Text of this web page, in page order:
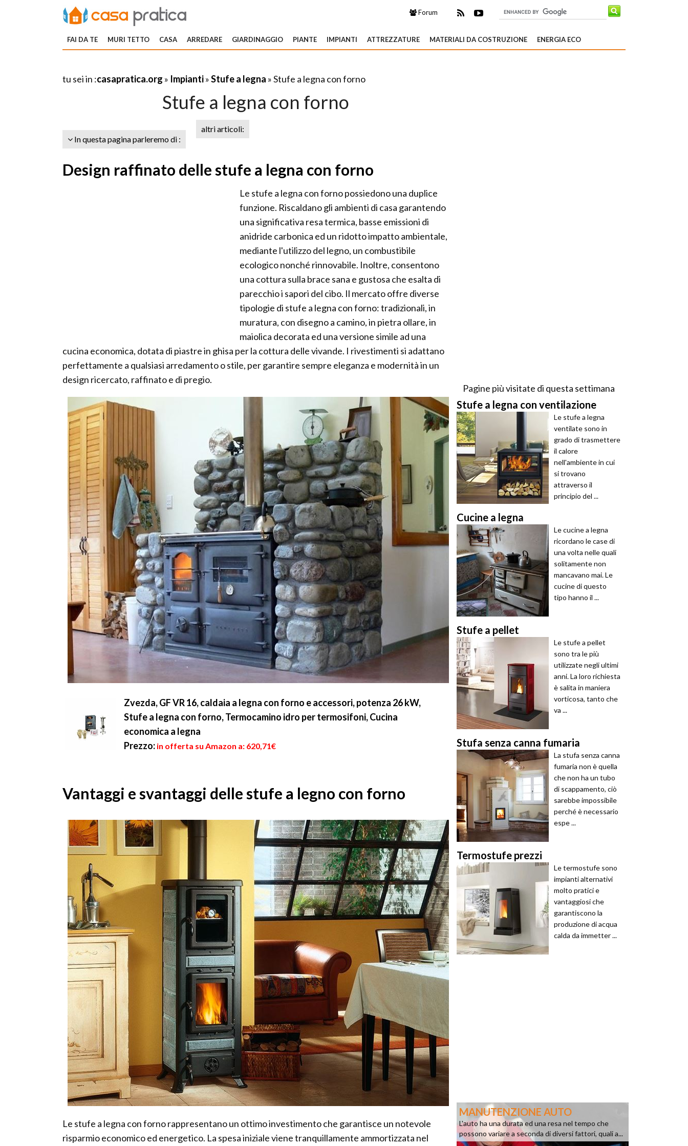
Forum
FAI DA TE MURI TETTO CASA ARREDARE GIARDINAGGIO PIANTE IMPIANTI ATTREZZATURE MATERIALI DA COSTRUZIONE ENERGIA ECO
tu sei in :casapratica.org » Impianti»Stufe a legna » Stufe a legna con forno
Stufe a legna con forno
In questa pagina parleremo di :
altri articoli:
Design raffinato delle stufe a legna con forno
Le stufe a legna con forno possiedono una duplice
funzione. Riscaldano gli ambienti di casa garantendo
una significativa resa termica, basse emissioni di
anidride carbonica ed un ridotto impatto ambientale,
mediante l'utilizzo del legno, un combustibile
ecologico nonché rinnovabile. Inoltre, consentono
una cottura sulla brace sana e gustosa che esalta di
parecchio i sapori del cibo. Il mercato offre diverse
tipologie di stufe a legna con forno: tradizionali, in
muratura, con disegno a camino, in pietra ollare, in
maiolica decorata ed una versione simile ad una
cucina economica, dotata di piastre in ghisa per la cottura delle vivande. I rivestimenti si adattano
perfettamente a qualsiasi arredamento o stile, per garantire sempre eleganza e modernità in un
design ricercato, raffinato e di pregio.
Zvezda, GF VR 16, caldaia a legna con forno e accessori, potenza 26 kW,
Stufe a legna con forno, Termocamino idro per termosifoni, Cucina
economica a legna
Prezzo: in offerta su Amazon a: 620,71€
Vantaggi e svantaggi delle stufe a legno con forno
Le stufe a legna con forno rappresentano un ottimo investimento che garantisce un notevole
risparmio economico ed energetico. La spesa iniziale viene tranquillamente ammortizzata nel
Pagine più visitate di questa settimana
Stufe a legna con ventilazione
Le stufe a legna
ventilate sono in
grado di trasmettere
il calore
nell'ambiente in cui
si trovano
attraverso il
principio del ...
Cucine a legna
Le cucine a legna
ricordano le case di
una volta nelle quali
solitamente non
mancavano mai. Le
cucine di questo
tipo hanno il ...
Stufe a pellet
Le stufe a pellet
sono tra le più
utilizzate negli ultimi
anni. La loro richiesta
è salita in maniera
vorticosa, tanto che
va ...
Stufa senza canna fumaria
La stufa senza canna
fumaria non è quella
che non ha un tubo
di scappamento, ciò
sarebbe impossibile
perché è necessario
espe ...
Termostufe prezzi
Le termostufe sono
impianti alternativi
molto pratici e
vantaggiosi che
garantiscono la
produzione di acqua
calda da immetter ...
MANUTENZIONE AUTO
L'auto ha una durata ed una resa nel tempo che
possono variare a seconda di diversi fattori, quali a...